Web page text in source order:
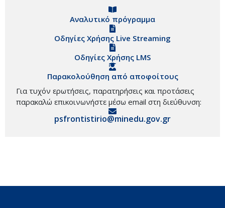
Αναλυτικό πρόγραμμα
Οδηγίες Χρήσης Live Streaming
Οδηγίες Χρήσης LMS
Παρακολούθηση από αποφοίτους
Για τυχόν ερωτήσεις, παρατηρήσεις και προτάσεις
παρακαλώ επικοινωνήστε μέσω email στη διεύθυνση:
psfrontistirio@minedu.gov.gr